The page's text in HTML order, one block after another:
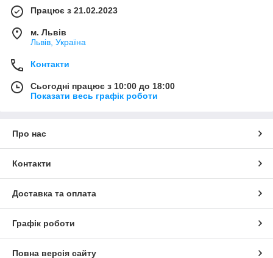
Працює з 21.02.2023
м. Львів
Львів, Україна
Контакти
Сьогодні працює з 10:00 до 18:00
Показати весь графік роботи
Про нас
Контакти
Доставка та оплата
Графік роботи
Повна версія сайту